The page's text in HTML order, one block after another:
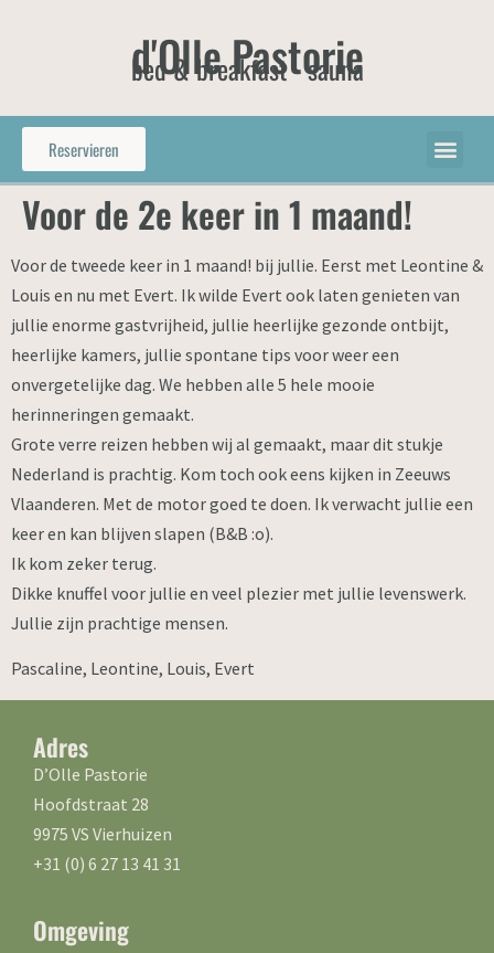
d'Olle Pastorie
bed & breakfast - sauna
Reservieren
Voor de 2e keer in 1 maand!
Voor de tweede keer in 1 maand! bij jullie. Eerst met Leontine &
Louis en nu met Evert. Ik wilde Evert ook laten genieten van
jullie enorme gastvrijheid, jullie heerlijke gezonde ontbijt,
heerlijke kamers, jullie spontane tips voor weer een
onvergetelijke dag. We hebben alle 5 hele mooie
herinneringen gemaakt.
Grote verre reizen hebben wij al gemaakt, maar dit stukje
Nederland is prachtig. Kom toch ook eens kijken in Zeeuws
Vlaanderen. Met de motor goed te doen. Ik verwacht jullie een
keer en kan blijven slapen (B&B :o).
Ik kom zeker terug.
Dikke knuffel voor jullie en veel plezier met jullie levenswerk.
Jullie zijn prachtige mensen.
Pascaline, Leontine, Louis, Evert
Adres
D’Olle Pastorie
Hoofdstraat 28
9975 VS Vierhuizen
+31 (0) 6 27 13 41 31
Omgeving